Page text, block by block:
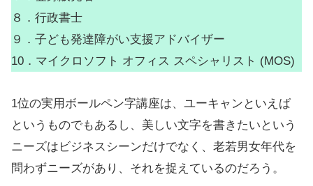
目次
り
ランキングは以下の通り。
１．実用ボールペン字